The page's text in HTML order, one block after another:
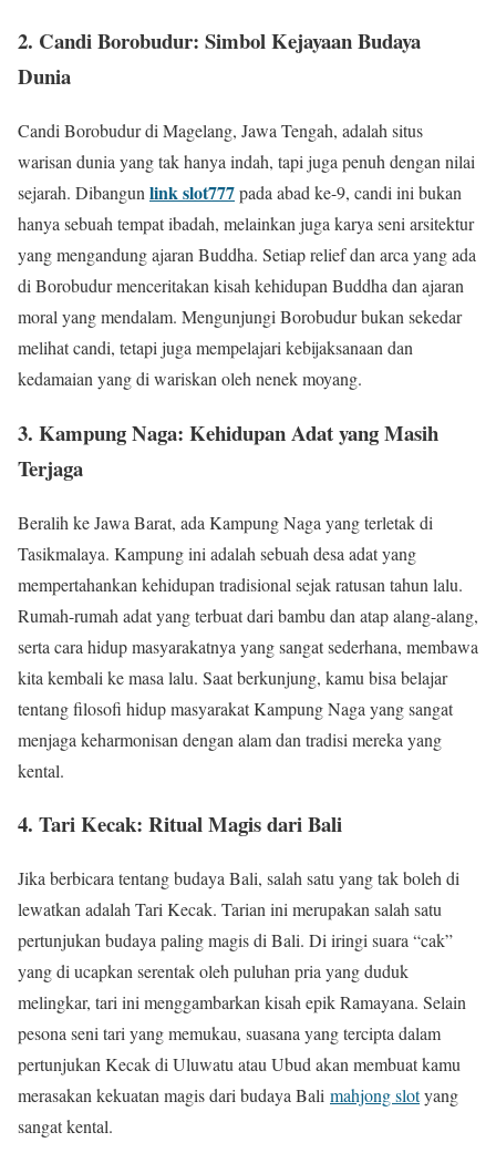
2. Candi Borobudur: Simbol Kejayaan Budaya
Dunia
Candi Borobudur di Magelang, Jawa Tengah, adalah situs
warisan dunia yang tak hanya indah, tapi juga penuh dengan nilai
sejarah. Dibangun link slot777pada abad ke-9, candi ini bukan
hanya sebuah tempat ibadah, melainkan juga karya seni arsitektur
yang mengandung ajaran Buddha. Setiap relief dan arca yang ada
di Borobudur menceritakan kisah kehidupan Buddha dan ajaran
moral yang mendalam. Mengunjungi Borobudur bukan sekedar
melihat candi, tetapi juga mempelajari kebijaksanaan dan
kedamaian yang di wariskan oleh nenek moyang.
3. Kampung Naga: Kehidupan Adat yang Masih
Terjaga
Beralih ke Jawa Barat, ada Kampung Naga yang terletak di
Tasikmalaya. Kampung ini adalah sebuah desa adat yang
mempertahankan kehidupan tradisional sejak ratusan tahun lalu.
Rumah-rumah adat yang terbuat dari bambu dan atap alang-alang,
serta cara hidup masyarakatnya yang sangat sederhana, membawa
kita kembali ke masa lalu. Saat berkunjung, kamu bisa belajar
tentang filosofi hidup masyarakat Kampung Naga yang sangat
menjaga keharmonisan dengan alam dan tradisi mereka yang
kental.
4. Tari Kecak: Ritual Magis dari Bali
Jika berbicara tentang budaya Bali, salah satu yang tak boleh di
lewatkan adalah Tari Kecak. Tarian ini merupakan salah satu
pertunjukan budaya paling magis di Bali. Di iringi suara “cak”
yang di ucapkan serentak oleh puluhan pria yang duduk
melingkar, tari ini menggambarkan kisah epik Ramayana. Selain
pesona seni tari yang memukau, suasana yang tercipta dalam
pertunjukan Kecak di Uluwatu atau Ubud akan membuat kamu
merasakan kekuatan magis dari budaya Bali mahjong slotyang
sangat kental.